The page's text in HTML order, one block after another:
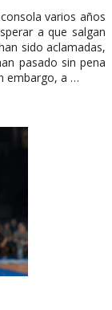
varios años
a que salgan
sido aclamadas,
pasado sin pena
embargo, a …